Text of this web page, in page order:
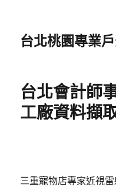
台北桃園專業
台北會計師
工廠資料擷
三重寵物店專家近視